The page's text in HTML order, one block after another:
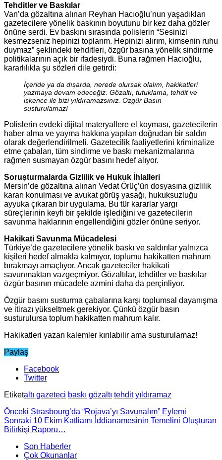
Tehditler ve Baskılar
Van’da gözaltına alınan Reyhan Hacıoğlu’nun yaşadıkları
gazetecilere yönelik baskının boyutunu bir kez daha gözler
önüne serdi. Ev baskını sırasında polislerin “Sesinizi
kesmezseniz hepinizi toplarım. Hepinizi alırım, kimsenin ruhu
duymaz” şeklindeki tehditleri, özgür basına yönelik sindirme
politikalarının açık bir ifadesiydi. Buna rağmen Hacıoğlu,
kararlılıkla şu sözleri dile getirdi:
İçeride ya da dışarda, nerede olursak olalım, hakikatleri
yazmaya devam edeceğiz. Gözaltı, tutuklama, tehdit ve
işkence ile bizi yıldıramazsınız. Özgür Basın
susturulamaz!
Polislerin evdeki dijital materyallere el koyması, gazetecilerin
haber alma ve yayma hakkına yapılan doğrudan bir saldırı
olarak değerlendirilmeli. Gazetecilik faaliyetlerini kriminalize
etme çabaları, tüm sindirme ve baskı mekanizmalarına
rağmen susmayan özgür basını hedef alıyor.
Soruşturmalarda Gizlilik ve Hukuk İhlalleri
Mersin’de gözaltına alınan Vedat Örüç’ün dosyasına gizlilik
kararı konulması ve avukat görüş yasağı, hukuksuzluğu
ayyuka çıkaran bir uygulama. Bu tür kararlar yargı
süreçlerinin keyfi bir şekilde işlediğini ve gazetecilerin
savunma haklarının engellendiğini gözler önüne seriyor.
Hakikati Savunma Mücadelesi
Türkiye’de gazetecilere yönelik baskı ve saldırılar yalnızca
kişileri hedef almakla kalmıyor, toplumu hakikatten mahrum
bırakmayı amaçlıyor. Ancak gazeteciler hakikati
savunmaktan vazgeçmiyor. Gözaltılar, tehditler ve baskılar
özgür basının mücadele azmini daha da perçinliyor.
Özgür basını susturma çabalarına karşı toplumsal dayanışma
ve itirazı yükseltmek gerekiyor. Çünkü özgür basın
susturulursa toplum hakikatten mahrum kalır.
Hakikatleri yazan kalemler kırılabilir ama susturulamaz!
Paylaş
Facebook
Twitter
Etiketaltı gazeteci baskı gözaltı tehdit yıldıramaz
Önceki Strasbourg’da “Rojava’yı Savunalım” Eylemi
Sonraki 10 Ekim Katliamı İddianamesinin Temelini Oluşturan
Bilirkişi Raporu…
Son Haberler
Çok Okunanlar